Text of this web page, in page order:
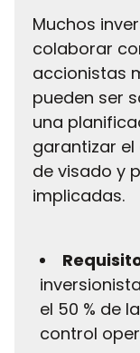
Muchos
colaborar
accionistas
pueden ser
una
garantizar
de visado y
implicadas.
el 50 % de
control